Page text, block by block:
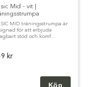
Mid - vit |
MID träningsstrumpa är
för att erbjuda
stöd och komf...
kr